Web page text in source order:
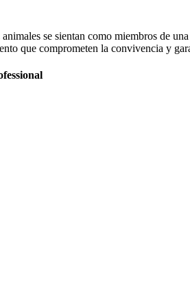
se sientan como miembros de
que comprometen la convivencia y